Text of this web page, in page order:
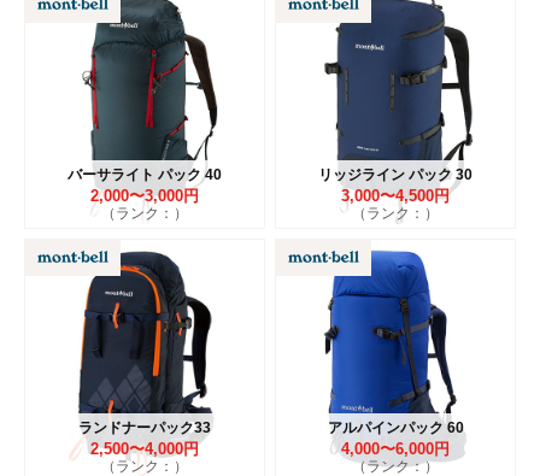
バーサライト パック 40
2,000〜3,000円
（ランク：）
リッジライン パック 30
3,000〜4,500円
（ランク：）
ランドナーパック33
2,500〜4,000円
（ランク：）
アルパインパック 60
4,000〜6,000円
（ランク：）